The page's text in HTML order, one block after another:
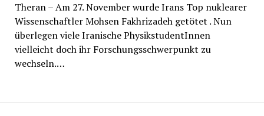
Theran – Am 27. November wurde Irans Top nuklearer
Wissenschaftler Mohsen Fakhrizadeh getötet . Nun
überlegen viele Iranische PhysikstudentInnen
vielleicht doch ihr Forschungsschwerpunkt zu
wechseln.…